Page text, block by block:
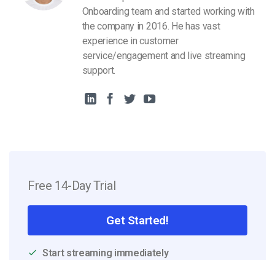
Onboarding team and started working with
the company in 2016. He has vast
experience in customer
service/engagement and live streaming
support.
Free 14-Day Trial
Get Started!
Start streaming immediately